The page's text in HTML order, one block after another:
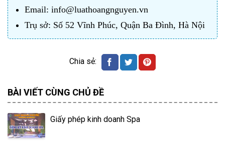
Email: info@luathoangnguyen.vn
Trụ sở: Số 52 Vĩnh Phúc, Quận Ba Đình, Hà Nội
BÀI VIẾT CÙNG CHỦ ĐỀ
Giấy phép kinh doanh Spa